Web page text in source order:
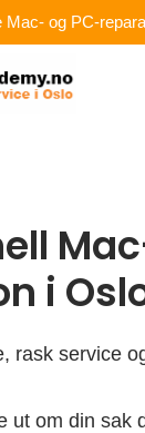
Mac- og PC-
i
rask service
ut om din sak